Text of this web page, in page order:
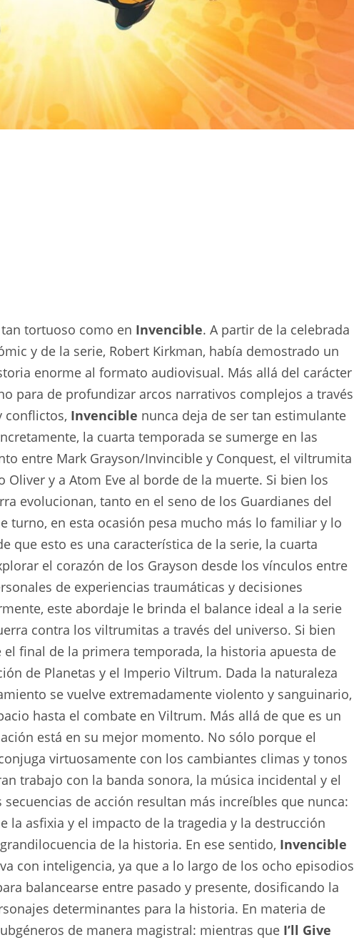
tortuoso como en Invencible. A partir de la celebrada
y de la serie, Robert Kirkman, había demostrado un
enorme al formato audiovisual. Más allá del carácter
para de profundizar arcos narrativos complejos a través
conflictos, Invencible nunca deja de ser tan estimulante
la cuarta temporada se sumerge en las
entre Mark Grayson/Invincible y Conquest, el viltrumita
y a Atom Eve al borde de la muerte. Si bien los
evolucionan, tanto en el seno de los Guardianes del
turno, en esta ocasión pesa mucho más lo familiar y lo
que esto es una característica de la serie, la cuarta
el corazón de los Grayson desde los vínculos entre
de experiencias traumáticas y decisiones
este abordaje le brinda el balance ideal a la serie
contra los viltrumitas a través del universo. Si bien
final de la primera temporada, la historia apuesta de
de Planetas y el Imperio Viltrum. Dada la naturaleza
se vuelve extremadamente violento y sanguinario,
hasta el combate en Viltrum. Más allá de que es un
está en su mejor momento. No sólo porque el
virtuosamente con los cambiantes climas y tonos
trabajo con la banda sonora, la música incidental y el
de acción resultan más increíbles que nunca:
la asfixia y el impacto de la tragedia y la destrucción
de la historia. En ese sentido, Invencible
con inteligencia, ya que a lo largo de los ocho episodios
balancearse entre pasado y presente, dosificando la
determinantes para la historia. En materia de
de manera magistral: mientras que I’ll Give